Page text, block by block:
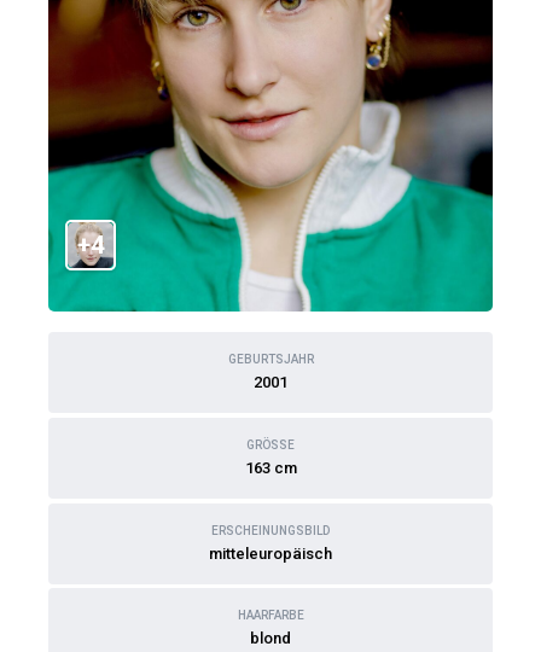
+4
GEBURTSJAHR
2001
GRÖSSE
163 cm
ERSCHEINUNGSBILD
mitteleuropäisch
HAARFARBE
blond